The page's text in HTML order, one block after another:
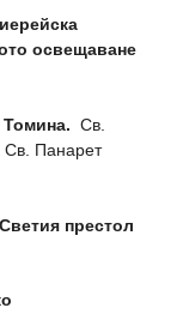
освещаване
Св.
Св. Панарет
престол